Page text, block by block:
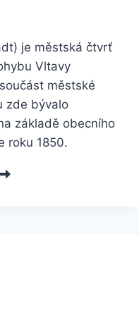
je městská čtvrť
Vltavy
městské
zde bývalo
základě obecního
roku 1850.